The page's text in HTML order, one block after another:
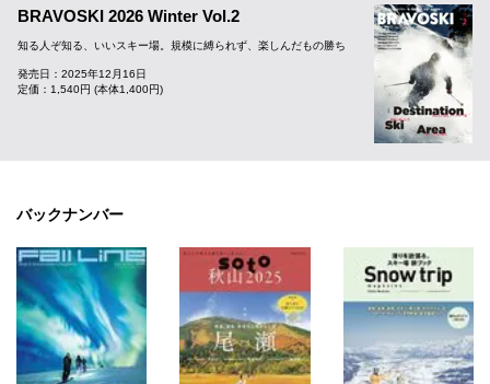
BRAVOSKI 2026 Winter Vol.2
知る人ぞ知る、いいスキー場。規模に縛られず、楽しんだもの勝ち
発売日：2025年12月16日
定価：1,540円 (本体1,400円)
バックナンバー